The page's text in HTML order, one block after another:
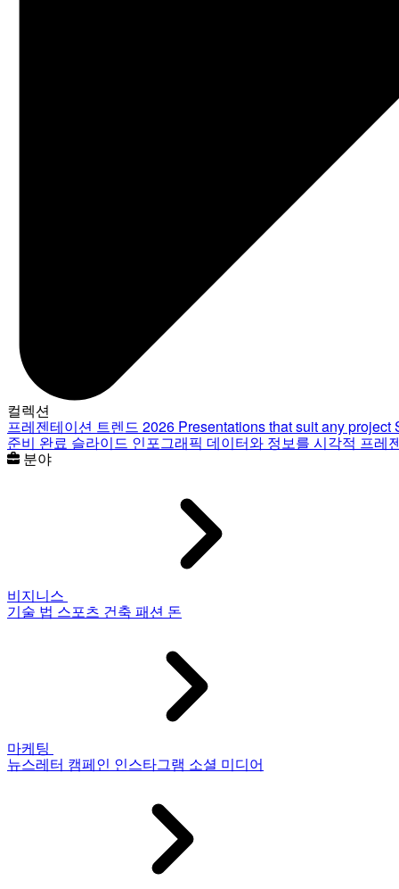
컬렉션
프레젠테이션 트렌드 2026 Presentations that suit any project
준비 완료 슬라이드 인포그래픽 데이터와 정보를 시각적 프레
분야
비지니스
기술 법 스포츠 건축 패션 돈
마케팅
뉴스레터 캠페인 인스타그램 소셜 미디어